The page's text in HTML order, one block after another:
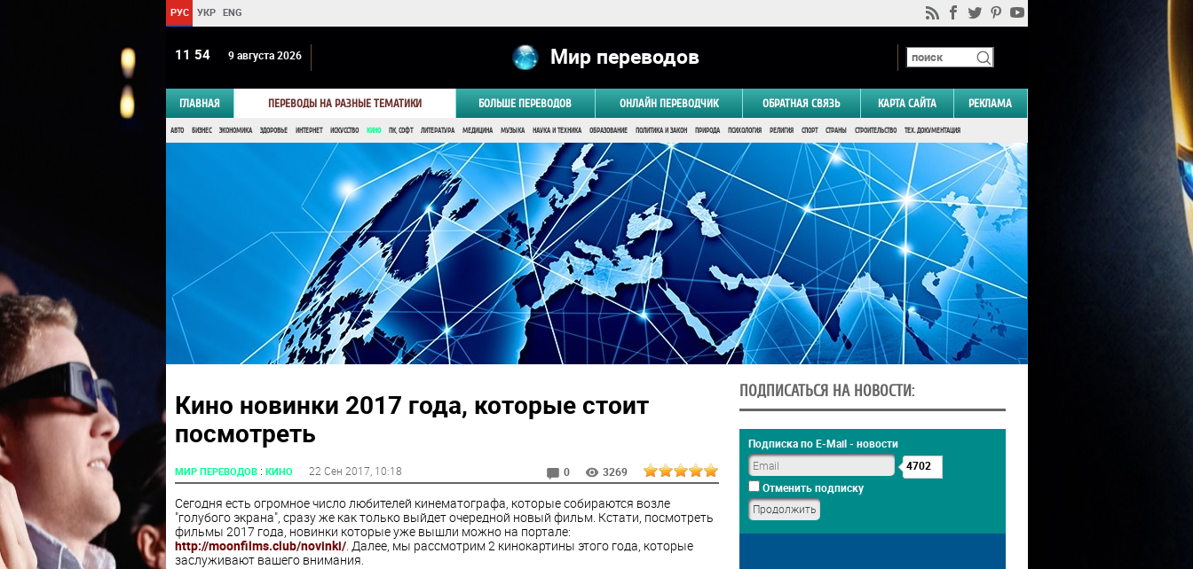
РУС УКР ENG
11:54 9 августа 2026 Мир переводов
ГЛАВНАЯ ПЕРЕВОДЫ НА РАЗНЫЕ ТЕМАТИКИ БОЛЬШЕ ПЕРЕВОДОВ ОНЛАЙН ПЕРЕВОДЧИК ОБРАТНАЯ СВЯЗЬ КАРТА САЙТА РЕКЛАМА
АВТО БИЗНЕС ЭКОНОМИКА ЗДОРОВЬЕ ИНТЕРНЕТ ИСКУССТВО КИНО ПК, СОФТ ЛИТЕРАТУРА МЕДИЦИНА МУЗЫКА НАУКА И ТЕХНИКА ОБРАЗОВАНИЕ ПОЛИТИКА И ЗАКОН ПРИРОДА ПСИХОЛОГИЯ РЕЛИГИЯ СПОРТ СТРАНЫ СТРОИТЕЛЬСТВО ТЕХ. ДОКУМЕНТАЦИЯ
Кино новинки 2017 года, которые стоит
посмотреть
МИР ПЕРЕВОДОВ: КИНО 22 Сен 2017 , 10:18 0 3269
Сегодня есть огромное число любителей кинематографа, которые собираются возле
"голубого экрана", сразу же как только выйдет очередной новый фильм. Кстати, посмотреть
фильмы 2017 года, новинки которые уже вышли можно на портале:
http://moonfilms.club/novinki/. Далее, мы рассмотрим 2 кинокартины этого года, которые
заслуживают вашего внимания.
ПОДПИСАТЬСЯ НА НОВОСТИ:
Подписка по E-Mail - новости
4702
Отменить подписку